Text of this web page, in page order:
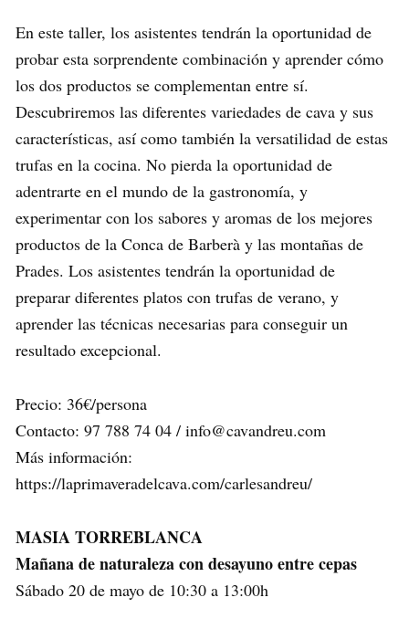
En este taller, los asistentes tendrán la oportunidad de
probar esta sorprendente combinación y aprender cómo
los dos productos se complementan entre sí.
Descubriremos las diferentes variedades de cava y sus
características, así como también la versatilidad de estas
trufas en la cocina. No pierda la oportunidad de
adentrarte en el mundo de la gastronomía, y
experimentar con los sabores y aromas de los mejores
productos de la Conca de Barberà y las montañas de
Prades. Los asistentes tendrán la oportunidad de
preparar diferentes platos con trufas de verano, y
aprender las técnicas necesarias para conseguir un
resultado excepcional.
Precio: 36€/persona
Contacto: 97 788 74 04 / info@cavandreu.com
Más información:
https://laprimaveradelcava.com/carlesandreu/
MASIA TORREBLANCA
Mañana de naturaleza con desayuno entre cepas
Sábado 20 de mayo de 10:30 a 13:00h